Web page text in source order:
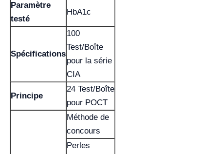
Paramètre
testé
HbA1c
Spécifications
100
Test/Boîte
pour la série
CIA
Principe
24 Test/Boîte
pour POCT
Méthode de
concours
Perles